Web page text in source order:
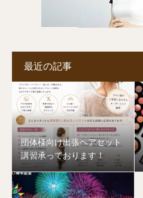
最近の記事
団体様向け出張ヘアセット
講習承っております！